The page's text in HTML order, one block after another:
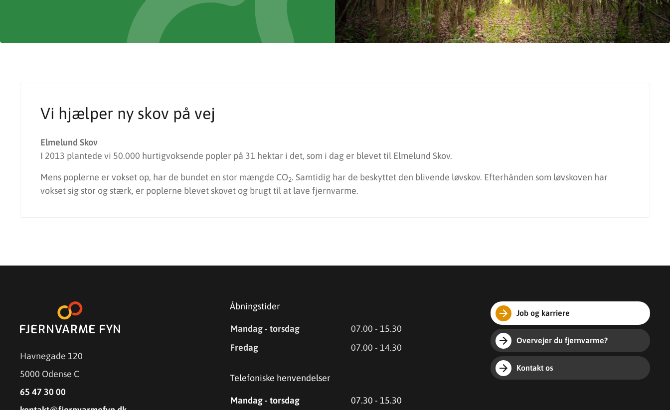
Vi hjælper ny skov på vej
Elmelund Skov
I 2013 plantede vi 50.000 hurtigvoksende popler på 31 hektar i det, som i dag er blevet til Elmelund Skov.
Mens poplerne er vokset op, har de bundet en stor mængde CO2. Samtidig har de beskyttet den blivende løvskov. Efterhånden som løvskoven har
vokset sig stor og stærk, er poplerne blevet skovet og brugt til at lave fjernvarme.
Havnegade 120
5000 Odense C
65 47 30 00
Åbningstider
Mandag - torsdag
07.00 - 15.30
Fredag
07.00 - 14.30
Telefoniske henvendelser
Mandag - torsdag 07.30 - 15.30
Job og karriere
Overvejer du fjernvarme?
Kontakt os